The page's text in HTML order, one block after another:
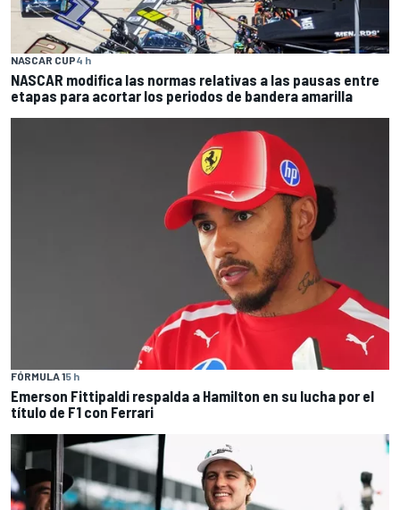
NASCAR CUP4 h
NASCAR modifica las normas relativas a las pausas entre
etapas para acortar los periodos de bandera amarilla
FÓRMULA 15 h
Emerson Fittipaldi respalda a Hamilton en su lucha por el
título de F1 con Ferrari